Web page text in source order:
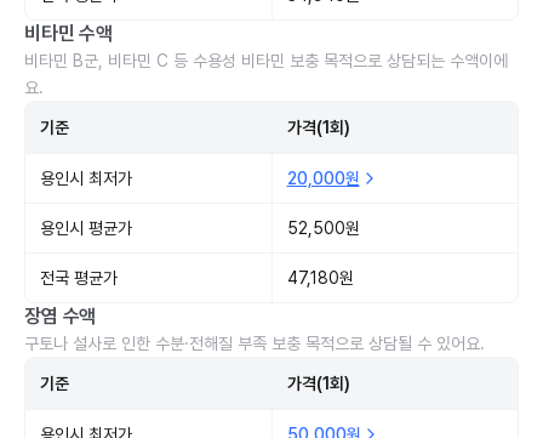
비타민 수액
비타민 B군, 비타민 C 등 수용성 비타민 보충 목적으로 상담되는 수액이에
요.
기준 가격(1회)
용인시 최저가 20,000원
용인시 평균가 52,500원
전국 평균가 47,180원
장염 수액
구토나 설사로 인한 수분·전해질 부족 보충 목적으로 상담될 수 있어요.
기준 가격(1회)